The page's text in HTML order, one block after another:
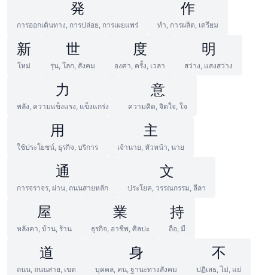
発
การออกเดินทาง, การปล่อย, การเผยแพร่
作
ทำ, การผลิต, เตรียม
新
ใหม่
世
รุ่น, โลก, สังคม
度
องศา, ครั้ง, เวลา
明
สว่าง, แสงสว่าง
力
พลัง, ความแข็งแรง, แข็งแกร่ง
意
ความคิด, จิตใจ, ใจ
用
ใช้ประโยชน์, ธุรกิจ, บริการ
主
เจ้านาย, หัวหน้า, นาย
通
การจราจร, ผ่าน, ถนนสายหลัก
文
ประโยค, วรรณกรรม, ลีลา
屋
หลังคา, บ้าน, ร้าน
業
ธุรกิจ, อาชีพ, ศิลปะ
持
ถือ, มี
道
ถนน, ถนนสาย, เขต
身
บุคคล, คน, ฐานะทางสังคม
不
ปฏิเสธ, ไม่, แย่